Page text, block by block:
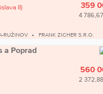
II)
359
4
RUŽINOV FRANK ZICHER S.R.O.
a Poprad
560
2